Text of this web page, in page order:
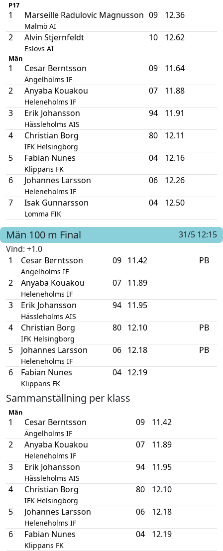
P17
1 Marseille Radulovic Magnusson
Malmö AI
09 12.36
2 Alvin Stjernfeldt
Eslövs AI
10 12.62
Män
1 Cesar Berntsson
Ängelholms IF
09 11.64
2 Anyaba Kouakou
Heleneholms IF
07 11.88
3 Erik Johansson
Hässleholms AIS
94 11.91
4 Christian Borg
IFK Helsingborg
80 12.11
5 Fabian Nunes
Klippans FK
04 12.16
6 Johannes Larsson
Heleneholms IF
06 12.26
7 Isak Gunnarsson
Lomma FIK
04 12.50
Män 100 m Final
31/5 12:15
Vind: +1.0
1
Cesar Berntsson
Ängelholms IF
09 11.42 PB
2 Anyaba Kouakou
Heleneholms IF
07 11.89
3 Erik Johansson
Hässleholms AIS
94 11.95
4 Christian Borg
IFK Helsingborg
80 12.10 PB
5 Johannes Larsson
Heleneholms IF
06 12.18 PB
6 Fabian Nunes
Klippans FK
04 12.19
Sammanställning per klass
Män
1 Cesar Berntsson
Ängelholms IF
09 11.42
2 Anyaba Kouakou
Heleneholms IF
07 11.89
3 Erik Johansson
Hässleholms AIS
94 11.95
4 Christian Borg
IFK Helsingborg
80 12.10
5 Johannes Larsson
Heleneholms IF
06 12.18
6 Fabian Nunes
Klippans FK
04 12.19